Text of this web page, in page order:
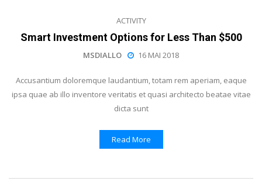
ACTIVITY
Smart Investment Options for Less Than $500
MSDIALLO 16 MAI 2018
Accusantium doloremque laudantium, totam rem aperiam, eaque
ipsa quae ab illo inventore veritatis et quasi architecto beatae vitae
dicta sunt
Read More